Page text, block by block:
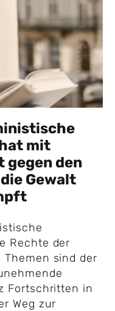
mit
gegen den
Gewalt
Rechte der
Themen sind der
Fortschritten in
Weg zur